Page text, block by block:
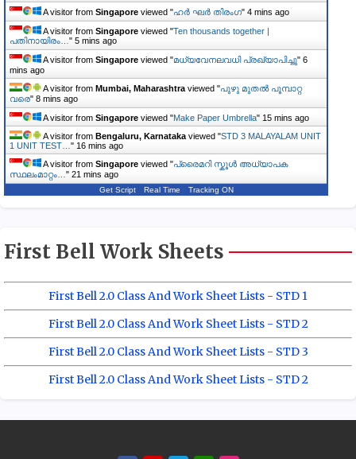
A visitor from Singapore viewed "ഹർ ഘർ തിരംഗ" 4 mins ago
A visitor from Singapore viewed "Ten thousands together |
പതിനായിരം… " 5 mins ago
A visitor from Singapore viewed "മധ്യവേനലവധി പ്രഖ്യാപിച്ചു" 6
mins ago
A visitor from Mumbai, Maharashtra viewed "പുഴു മുതൽ പൂമ്പാറ്റ
വരെ" 8 mins ago
A visitor from Singapore viewed "Make Paper Umbrella" 15 mins ago
A visitor from Bengaluru, Karnataka viewed "STD 3 MALAYALAM UNIT
1 UNIT TEST… " 16 mins ago
A visitor from Singapore viewed "പ്രൈമറി സ്കൂൾ അധ്യാപക
സ്ഥലംമാറ്റം… " 21 mins ago
Get Script Real Time Tracking ON
First Bell Work Sheets
First Bell 2.0 Class And Work Sheet Lists - STD 1
First Bell 2.0 Class And Work Sheet Lists - STD 2
First Bell 2.0 Class And Work Sheet Lists - STD 3
First Bell 2.0 Class And Work Sheet Lists - STD 2